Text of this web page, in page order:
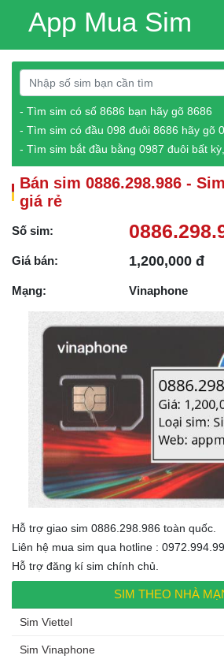
App Mua Sim
- Tìm sim có số 8686 bạn hãy gõ 8686
- Tìm sim có đầu 098 đuôi 8686 hãy gõ
- Tìm sim bắt đầu bằng 0987 đuôi bất
Bán sim 0886.298.986 -
giá rẻ
Số sim:
Giá bán: 1,200,000 đ
Mạng: Vinaphone
Hỗ trợ giao sim 0886.298.986 toàn quốc.
Liên hệ mua sim qua hotline :
Hỗ trợ đăng kí sim chính chủ.
SIM THEO NHÀ
Sim Viettel
Sim Vinaphone